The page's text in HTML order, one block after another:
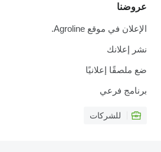
عروضنا
الإعلان في موقع Agroline.
نشر إعلانك
ضع ملصقًا إعلانيًا
برنامج فرعي
للشركات